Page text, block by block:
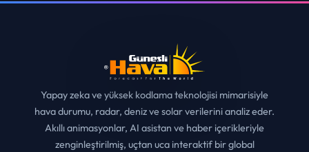
Yapay zeka ve yüksek kodlama teknolojisi mimarisiyle
hava durumu, radar, deniz ve solar verilerini analiz eder.
Akıllı animasyonlar, AI asistan ve haber içerikleriyle
zenginleştirilmiş, uçtan uca interaktif bir global